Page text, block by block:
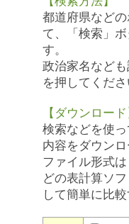
都道府県など
て、「検索」
す。
政治家名など
を押してくださ
【ダウンロード
検索などを使
内容をダウンロ
ファイル形式
どの表計算ソ
して簡単に比